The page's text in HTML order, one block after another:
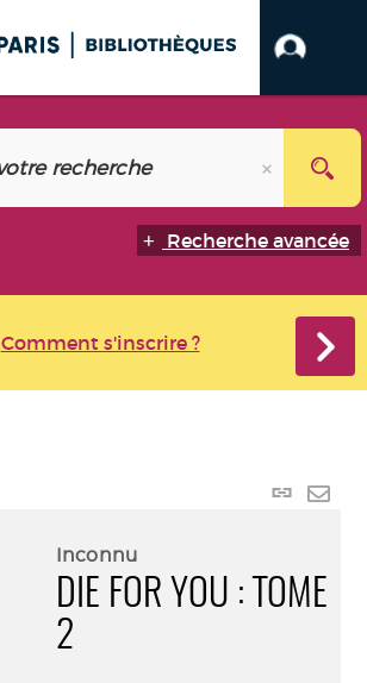
Recherche avancée
Comment s'inscrire ?
Lien
mail
Inconnu
DIE FOR YOU : TOME
2